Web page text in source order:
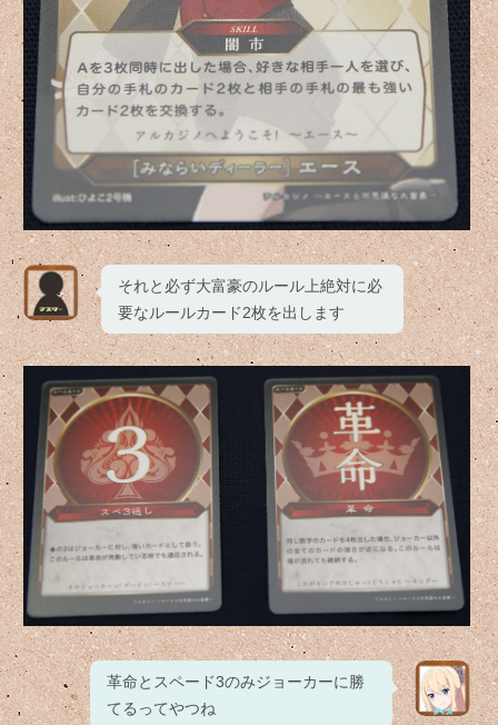
それと必ず大富豪のルール上絶対に必
要なルールカード2枚を出します
革命とスペード3のみジョーカーに勝
てるってやつね